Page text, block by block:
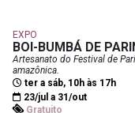
mostra propõe um
pensar a pintura, o
A exposição marca a
EXPO
BOI-BUMBÁ DE
Artesanato do Festival de
amazônica.
ter a sáb, 10h às 17h
23/jul a 31/out
Gratuito